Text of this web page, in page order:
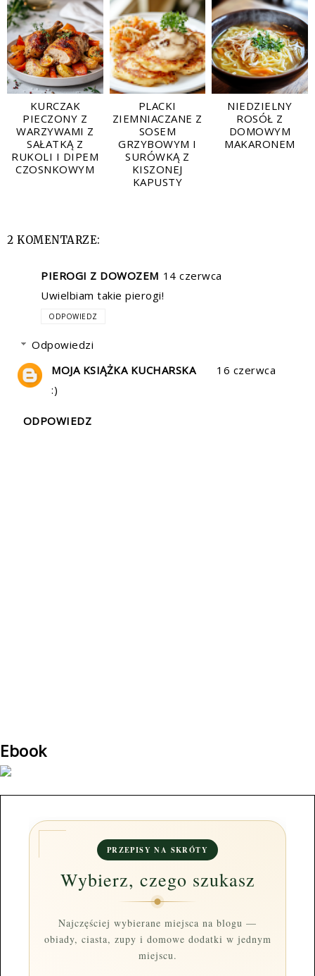
KURCZAK
PIECZONY Z
WARZYWAMI Z
SAŁATKĄ Z
RUKOLI I DIPEM
CZOSNKOWYM
PLACKI
ZIEMNIACZANE Z
SOSEM
GRZYBOWYM I
SURÓWKĄ Z
KISZONEJ
KAPUSTY
NIEDZIELNY
ROSÓŁ Z
DOMOWYM
MAKARONEM
2 KOMENTARZE:
PIEROGI Z DOWOZEM 14 czerwca
Uwielbiam takie pierogi!
ODPOWIEDZ
Odpowiedzi
MOJA KSIĄŻKA KUCHARSKA
16 czerwca
:)
ODPOWIEDZ
Ebook
PRZEPISY NA SKRÓTY
Wybierz, czego szukasz
Najczęściej wybierane miejsca na blogu —
obiady, ciasta, zupy i domowe dodatki w jednym
miejscu.